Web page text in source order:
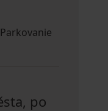
po